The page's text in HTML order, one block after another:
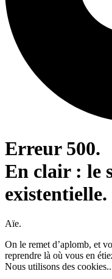
Erreur 500.
En clair : le
existentielle.
Aïe.
On le remet d’aplomb, et
reprendre là où vous en
Nous utilisons des